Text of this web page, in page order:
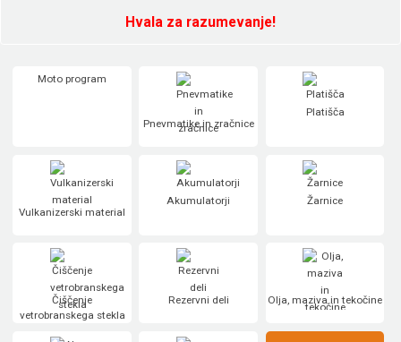
Hvala za razumevanje!
Moto program
Pnevmatike in zračnice
Platišča
Vulkanizerski material
Akumulatorji Žarnice
Čiščenje
vetrobranskega stekla
Rezervni deli Olja, maziva in tekočine